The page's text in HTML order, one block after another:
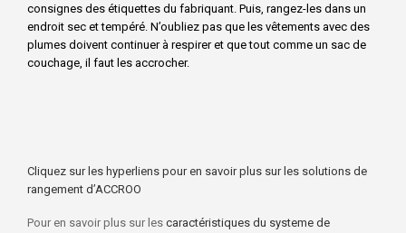
consignes des étiquettes du fabriquant. Puis, rangez-les dans un
endroit sec et tempéré. N’oubliez pas que les vêtements avec des
plumes doivent continuer à respirer et que tout comme un sac de
couchage, il faut les accrocher.
Cliquez sur les hyperliens pour en savoir plus sur les solutions de
rangement d’ACCROO
Pour en savoir plus sur les caractéristiques du systeme de